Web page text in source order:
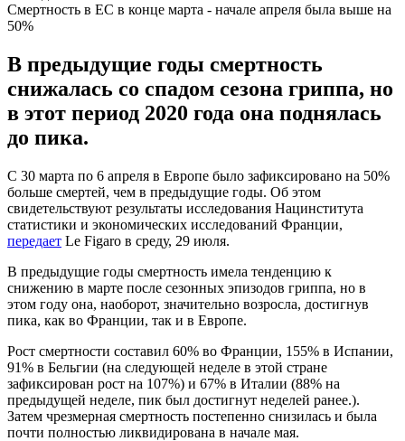
Смертность в ЕС в конце марта - начале апреля была выше на
50%
В предыдущие годы смертность
снижалась со спадом сезона гриппа, но
в этот период 2020 года она поднялась
до пика.
С 30 марта по 6 апреля в Европе было зафиксировано на 50%
больше смертей, чем в предыдущие годы. Об этом
свидетельствуют результаты исследования Нацинститута
статистики и экономических исследований Франции,
передает Le Figaro в среду, 29 июля.
В предыдущие годы смертность имела тенденцию к
снижению в марте после сезонных эпизодов гриппа, но в
этом году она, наоборот, значительно возросла, достигнув
пика, как во Франции, так и в Европе.
Рост смертности составил 60% во Франции, 155% в Испании,
91% в Бельгии (на следующей неделе в этой стране
зафиксирован рост на 107%) и 67% в Италии (88% на
предыдущей неделе, пик был достигнут неделей ранее.).
Затем чрезмерная смертность постепенно снизилась и была
почти полностью ликвидирована в начале мая.